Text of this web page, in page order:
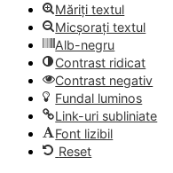
Măriți textul
Micșorați textul
Alb-negru
Contrast ridicat
Contrast negativ
Fundal luminos
Link-uri subliniate
Font lizibil
Reset